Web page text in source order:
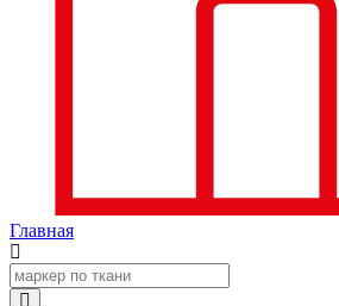
Главная